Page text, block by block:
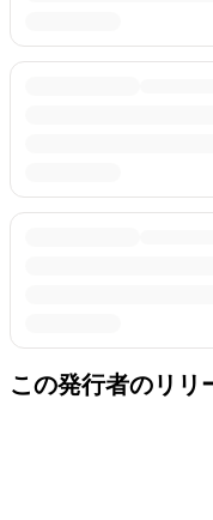
この発行者のリリ